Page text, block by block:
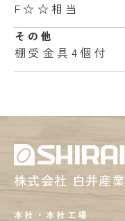
F☆☆相当
その他
棚受金具4個付
株式会社 白井産業
本社・本社工場